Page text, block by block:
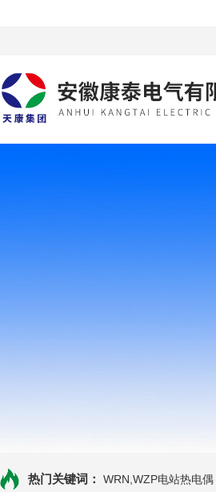
热门关键词： WRN,WZP电站热电偶